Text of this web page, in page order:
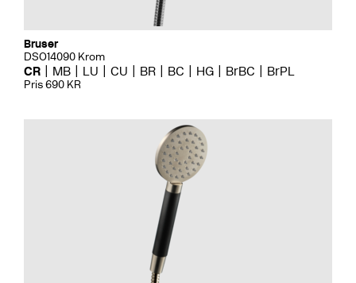
Bruser
DSO14090 Krom
CR MB LU CU BR BC HG BrBC BrPL
Pris 690 KR